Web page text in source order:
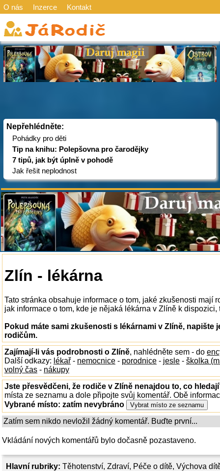
O nás Inzerce Kontakt
Nepřehlédněte:
Pohádky pro děti
Tip na knihu: Polepšovna pro čarodějky
7 tipů, jak být úplně v pohodě
Jak řešit neplodnost
Hlavní rubriky: Těhotenství, Zdraví, Péče o dítě, Výchova
Zlín - lékárna
Tato stránka obsahuje informace o tom, jaké zkušenosti mají
jak informace o tom, kde je nějaká lékárna v Zlíně k
Pokud máte sami zkušenosti s lékárnami v Zlíně, napište
rodičům.
Zajímají-li vás podrobnosti o Zlíně, nahlédněte sem - do
Další odkazy: lékař - nemocnice - porodnice - jesle - školka
volný čas - nákupy
Jste přesvědčeni, že rodiče v Zlíně nenajdou to, co
místa ze seznamu a dole připojte svůj komentář. Obě
Vybrané místo: zatím nevybráno
Zatím sem nikdo nevložil žádný komentář. Buďte první...
Vkládání nových komentářů bylo dočasně pozastaveno.